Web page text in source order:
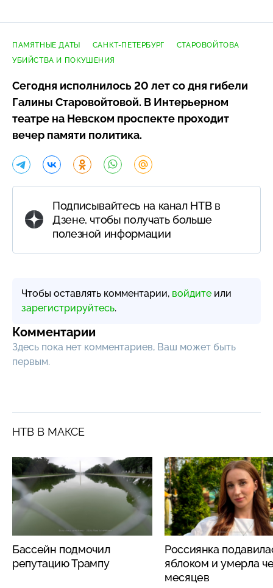
ПАМЯТНЫЕ ДАТЫ САНКТ-ПЕТЕРБУРГ
СТАРОВОЙТОВА
УБИЙСТВА И ПОКУШЕНИЯ
Сегодня исполнилось 20 лет со дня гибели
Галины Старовойтовой. В Интерьерном
театре на Невском проспекте проходит
вечер памяти политика.
Подписывайтесь на канал НТВ в
Дзене, чтобы получать больше
полезной информации
Чтобы оставлять комментарии, войдите или
зарегистрируйтесь.
Комментарии
Здесь пока нет комментариев, Ваш может быть
первым.
НТВ В МАКСЕ
Бассейн подмочил
репутацию Трампу
Россиянка
яблоком и умерла
месяцев